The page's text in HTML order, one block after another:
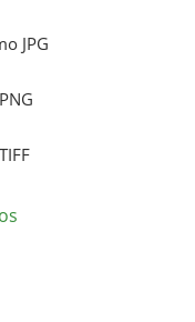
JPG